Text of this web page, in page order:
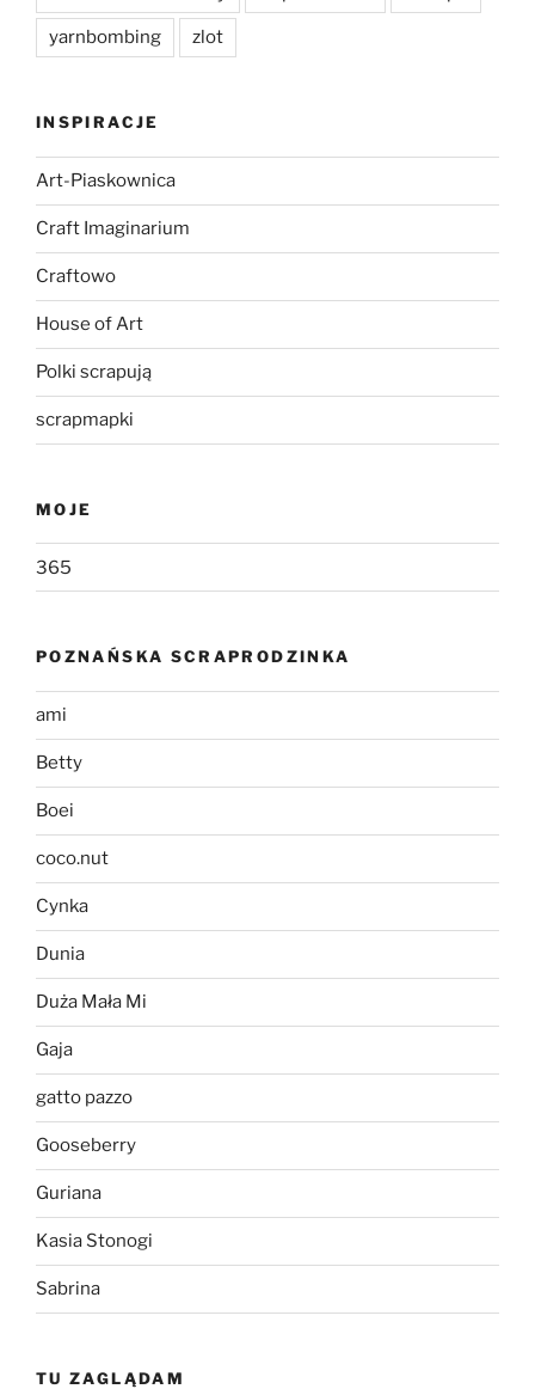
yarnbombing zlot
INSPIRACJE
Art-Piaskownica
Craft Imaginarium
Craftowo
House of Art
Polki scrapują
scrapmapki
MOJE
365
POZNAŃSKA SCRAPRODZINKA
ami
Betty
Boei
coco.nut
Cynka
Dunia
Duża Mała Mi
Gaja
gatto pazzo
Gooseberry
Guriana
Kasia Stonogi
Sabrina
TU ZAGLĄDAM